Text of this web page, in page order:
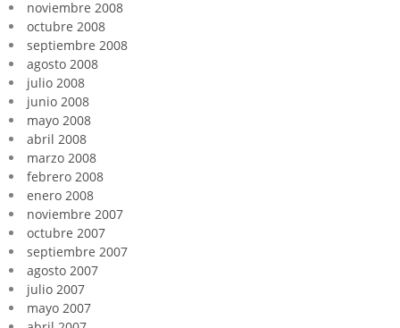
noviembre 2008
octubre 2008
septiembre 2008
agosto 2008
julio 2008
junio 2008
mayo 2008
abril 2008
marzo 2008
febrero 2008
enero 2008
noviembre 2007
octubre 2007
septiembre 2007
agosto 2007
julio 2007
mayo 2007